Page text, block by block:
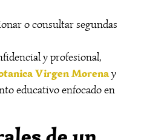
o consultar segundas
y profesional,
Virgen Morenay
educativo enfocado en